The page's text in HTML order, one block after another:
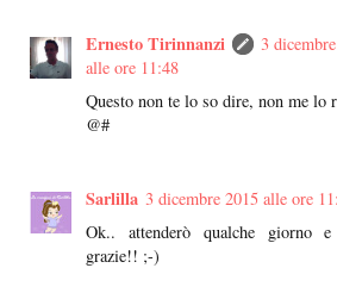
Ernesto Tirinnanzi
3
alle ore 11:48
Questo non te lo so dire, non me lo
@#
Sarlilla 3 dicembre 2015 alle ore
Ok.. attenderò qualche giorno
grazie!! ;-)